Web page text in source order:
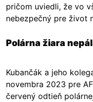
pričom uviedli, že vo
nebezpečný pre život
Polárna žiara
Kubančák a jeho
novembra 2023 pre
červený odtieň